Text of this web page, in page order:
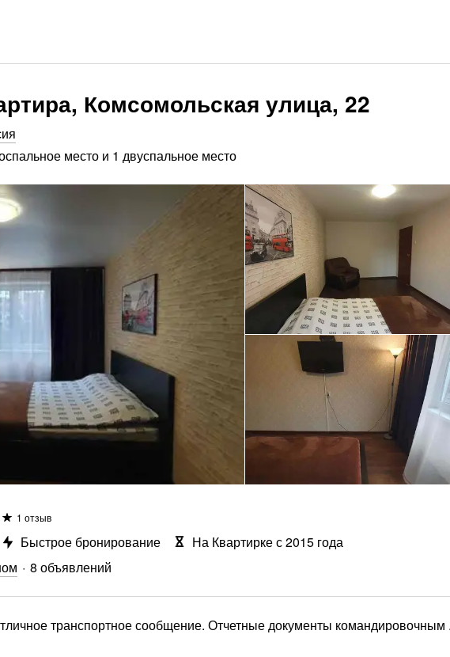
Комсомольская улица, 22
место и 1 двуспальное место
1 отзыв
8 объявлений
Быстрое бронирование На Квартирке с 2015 года
транспортное сообщение. Отчетные документы командировочным